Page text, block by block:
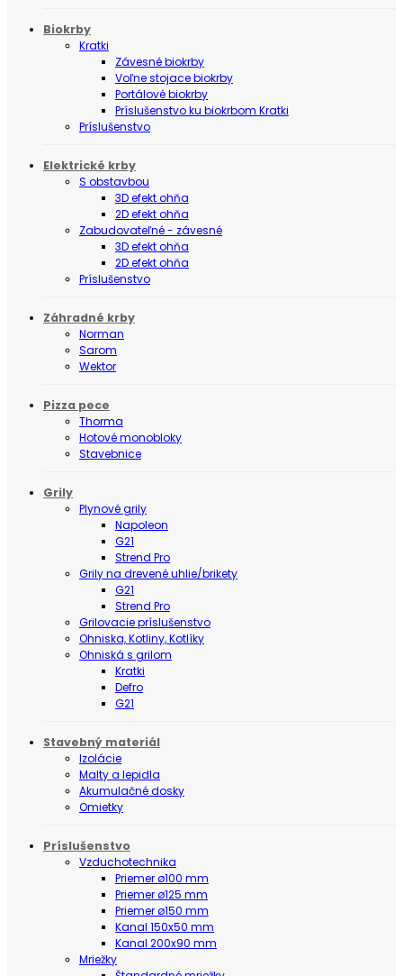
Biokrby
Kratki
Závesné biokrby
Voľne stojace biokrby
Portálové biokrby
Príslušenstvo ku biokrbom Kratki
Príslušenstvo
Elektrické krby
S obstavbou
3D efekt ohňa
2D efekt ohňa
Zabudovateľné - závesné
3D efekt ohňa
2D efekt ohňa
Príslušenstvo
Záhradné krby
Norman
Sarom
Wektor
Pizza pece
Thorma
Hotové monobloky
Stavebnice
Grily
Plynové grily
Napoleon
G21
Strend Pro
Grily na drevené uhlie/brikety
G21
Strend Pro
Grilovacie príslušenstvo
Ohniska, Kotliny, Kotlíky
Ohniská s grilom
Kratki
Defro
G21
Stavebný materiál
Izolácie
Malty a lepidla
Akumulačné dosky
Omietky
Príslušenstvo
Vzduchotechnika
Priemer ø100 mm
Priemer ø125 mm
Priemer ø150 mm
Kanal 150x50 mm
Kanal 200x90 mm
Mriežky